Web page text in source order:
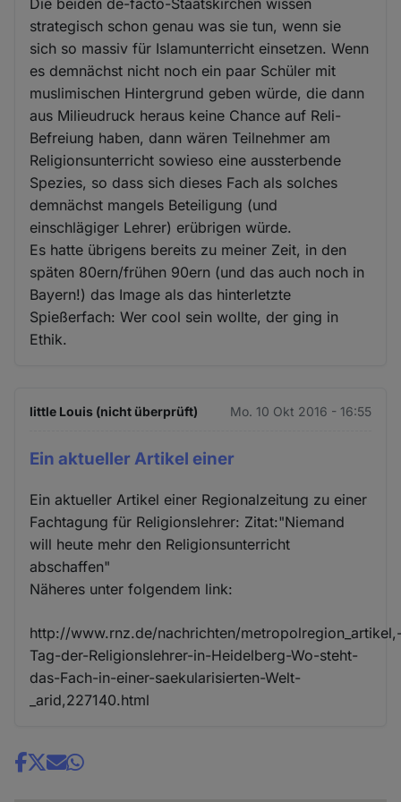
Die beiden de-facto-Staatskirchen wissen
strategisch schon genau was sie tun, wenn sie
sich so massiv für Islamunterricht einsetzen. Wenn
es demnächst nicht noch ein paar Schüler mit
muslimischen Hintergrund geben würde, die dann
aus Milieudruck heraus keine Chance auf Reli-
Befreiung haben, dann wären Teilnehmer am
Religionsunterricht sowieso eine aussterbende
Spezies, so dass sich dieses Fach als solches
demnächst mangels Beteiligung (und
einschlägiger Lehrer) erübrigen würde.
Es hatte übrigens bereits zu meiner Zeit, in den
späten 80ern/frühen 90ern (und das auch noch in
Bayern!) das Image als das hinterletzte
Spießerfach: Wer cool sein wollte, der ging in
Ethik.
little Louis (nicht überprüft) Mo. 10 Okt 2016 - 16:55
Ein aktueller Artikel einer
Ein aktueller Artikel einer Regionalzeitung zu einer
Fachtagung für Religionslehrer: Zitat:"Niemand
will heute mehr den Religionsunterricht
abschaffen"
Näheres unter folgendem link:
http://www.rnz.de/nachrichten/
Tag-der-Religionslehrer-in-Heidelberg-Wo-steht-
das-Fach-in-einer-saekularisierten-Welt-
_arid,227140.html
Share